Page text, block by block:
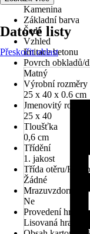
Kamenina
Základní barva
Šedá
Vzhled
Imitace betonu
Povrch obkladů/
Matný
Výrobní
25 x 40 x 0.6 cm
Jmenovitý rozměr
25 x 40
Tloušťka
0,6 cm
Třídění
1. jakost
Třída otěru/
Žádné
Mrazuvzdorné
Ne
Provedení hran
Lisovaná hrana
Datové listy
Přeskočit oblast